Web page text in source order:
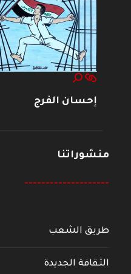
إحسان الفرج
منشوراتنا
--------------------
طريق الشعب
الثقافة الجديدة